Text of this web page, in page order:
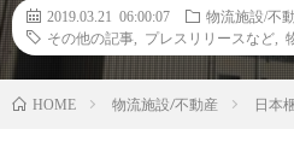
2019.03.21 06:00:07
物流施設/不
その他の記事
プレスリリースなど
HOME 物流施設/不動産 日本